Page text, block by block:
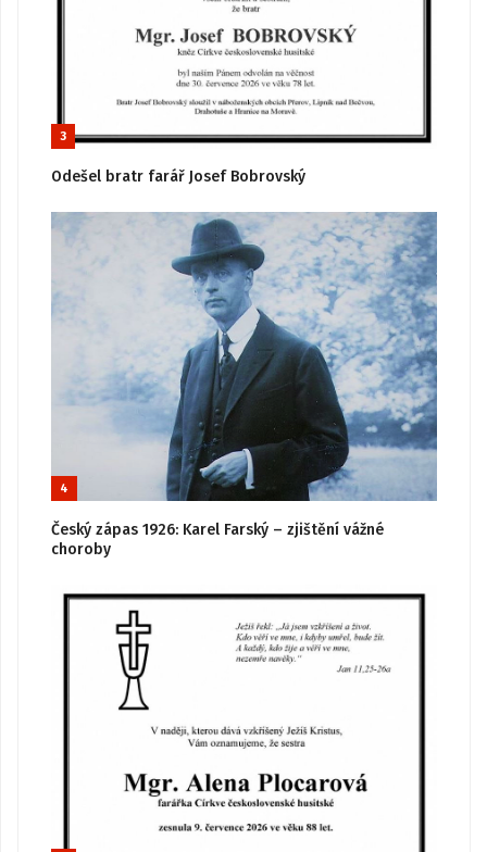
3
Odešel bratr farář Josef Bobrovský
4
Český zápas 1926: Karel Farský – zjištění vážné
choroby